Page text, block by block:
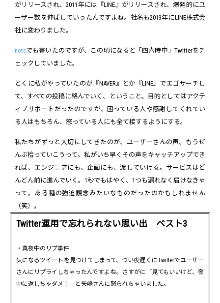
がリリースされ、2011年には『LINE』がリリースされ、爆発的にユ
ーザー数を伸ばしていったんですよね。社名も2013年にLINE株式会
社に変わりました。
noteでも書いたのですが、この頃になると「四六時中」Twitterをチ
ェックしていました。
とくに私がやっていたのが『NAVER』とか『LINE』でエゴサーチし
て、すべての投稿に絡んでいく、ということ。目的としてはアクテ
ィブサポートだったのですが、困っている人や感謝してくれてい
る人はもちろん、怒っている人にも全て接するようにする。
私たちがずっと大切にしてきたのが、ユーザーさんの声。もうぜ
んぶ拾っていこうって。私がいち早くその声をキャッチアップでき
れば、エンジニアにも、企画にも、渡していける。サービスはど
んどん前に進んでいく。1秒でもはやく、1つも漏れなく届けなきゃ
って。ある種の強迫観念みたいなものだったのかもしれません
（笑）。
Twitter運用で忘れられない思い出 ベスト3
・真夜中のリプ事件
気になるツイートを見つけてしまって、つい夜遅くにTwitterでユーザー
さんにリプライしちゃったんですよね。さすがに「見てもいいけど、夜
中に返しちゃダメ！」と矢嶋さんに怒られちゃいました。